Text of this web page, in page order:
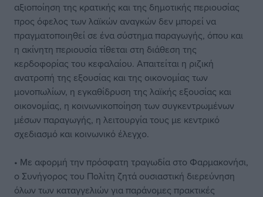
αξιοποίηση της κρατικής και της δημοτικής περιουσίας
προς όφελος των λαϊκών αναγκών δεν μπορεί να
πραγματοποιηθεί σε ένα σύστημα παραγωγής, όπου και
η ακίνητη περιουσία τίθεται στη διάθεση της
κερδοφορίας του κεφαλαίου. Απαιτείται η ριζική
ανατροπή της εξουσίας και της οικονομίας των
μονοπωλίων, η εγκαθίδρυση της λαϊκής εξουσίας και
οικονομίας, η κοινωνικοποίηση των συγκεντρωμένων
μέσων παραγωγής, η λειτουργία τους με κεντρικό
σχεδιασμό και κοινωνικό έλεγχο.
• Με αφορμή την πρόσφατη τραγωδία στο Φαρμακονήσι,
ο Συνήγορος του Πολίτη ζητά ουσιαστική διερεύνηση
όλων των καταγγελιών για παράνομες πρακτικές